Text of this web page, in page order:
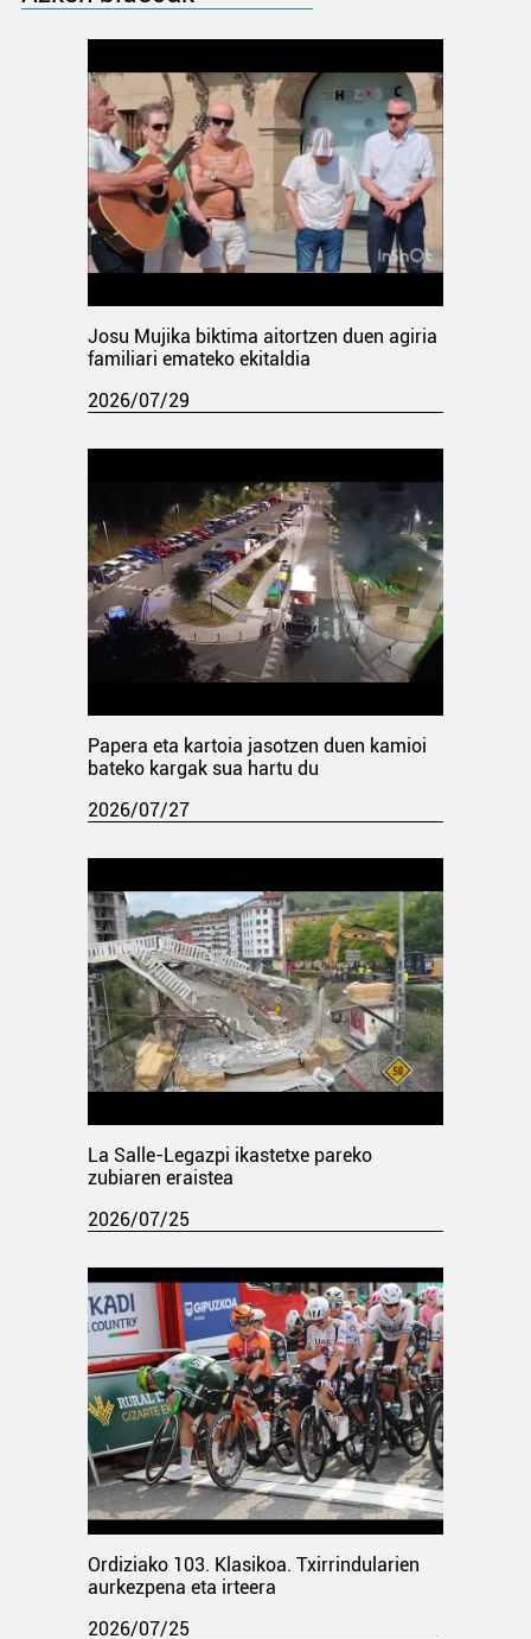
Josu Mujika biktima aitortzen duen agiria
familiari emateko ekitaldia
2026/07/29
Papera eta kartoia jasotzen duen kamioi
bateko kargak sua hartu du
2026/07/27
La Salle-Legazpi ikastetxe pareko
zubiaren eraistea
2026/07/25
Ordiziako 103. Klasikoa. Txirrindularien
aurkezpena eta irteera
2026/07/25